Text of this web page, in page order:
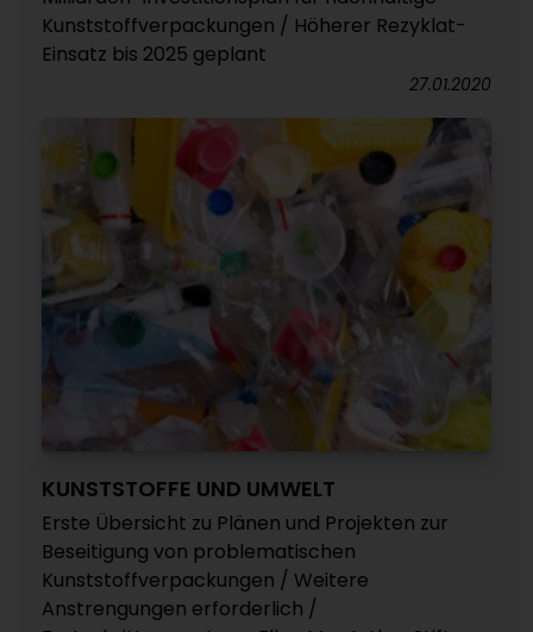
Kunststoffverpackungen / Höherer Rezyklat-
Einsatz bis 2025 geplant
27.01.2020
KUNSTSTOFFE UND UMWELT
Erste Übersicht zu Plänen und Projekten zur
Beseitigung von problematischen
Kunststoffverpackungen / Weitere
Anstrengungen erforderlich /